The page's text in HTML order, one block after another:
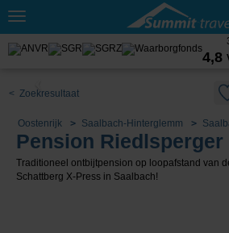
Toggle
4,8
< Zoekresultaat
Oostenrijk Saalbach-Hinterglemm
Pension Riedlsperger
Traditioneel ontbijtpension op loopafstand van
Schattberg X-Press in Saalbach!